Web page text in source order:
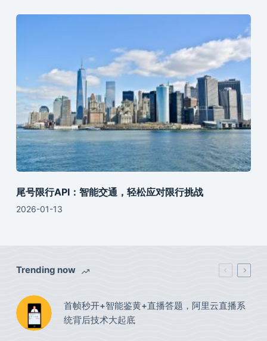
尾号限行API：智能交通，轻松应对限行挑战
2026-01-13
Trending now
首帧秒开+智能鉴黄+直播答题，阿里云直播系
统背后技术大起底